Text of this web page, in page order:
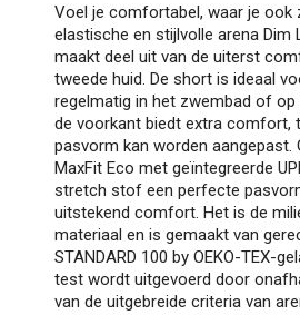
Voel je comfortabel, waar je ook
elastische en stijlvolle arena
maakt deel uit van de uiterst
tweede huid. De short is ideaal
regelmatig in het zwembad of
de voorkant biedt extra comfort,
pasvorm kan worden
MaxFit Eco met geïntegreerde
stretch stof een perfecte
uitstekend comfort. Het is de
materiaal en is gemaakt van
STANDARD 100 by OEKO-TEX-
test wordt uitgevoerd door
van de uitgebreide criteria van